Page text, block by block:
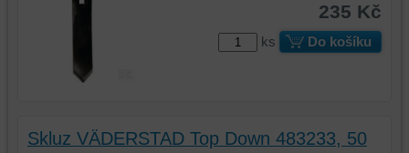
235 Kč
ks Do košíku
Skluz VÄDERSTAD Top Down 483233, 50